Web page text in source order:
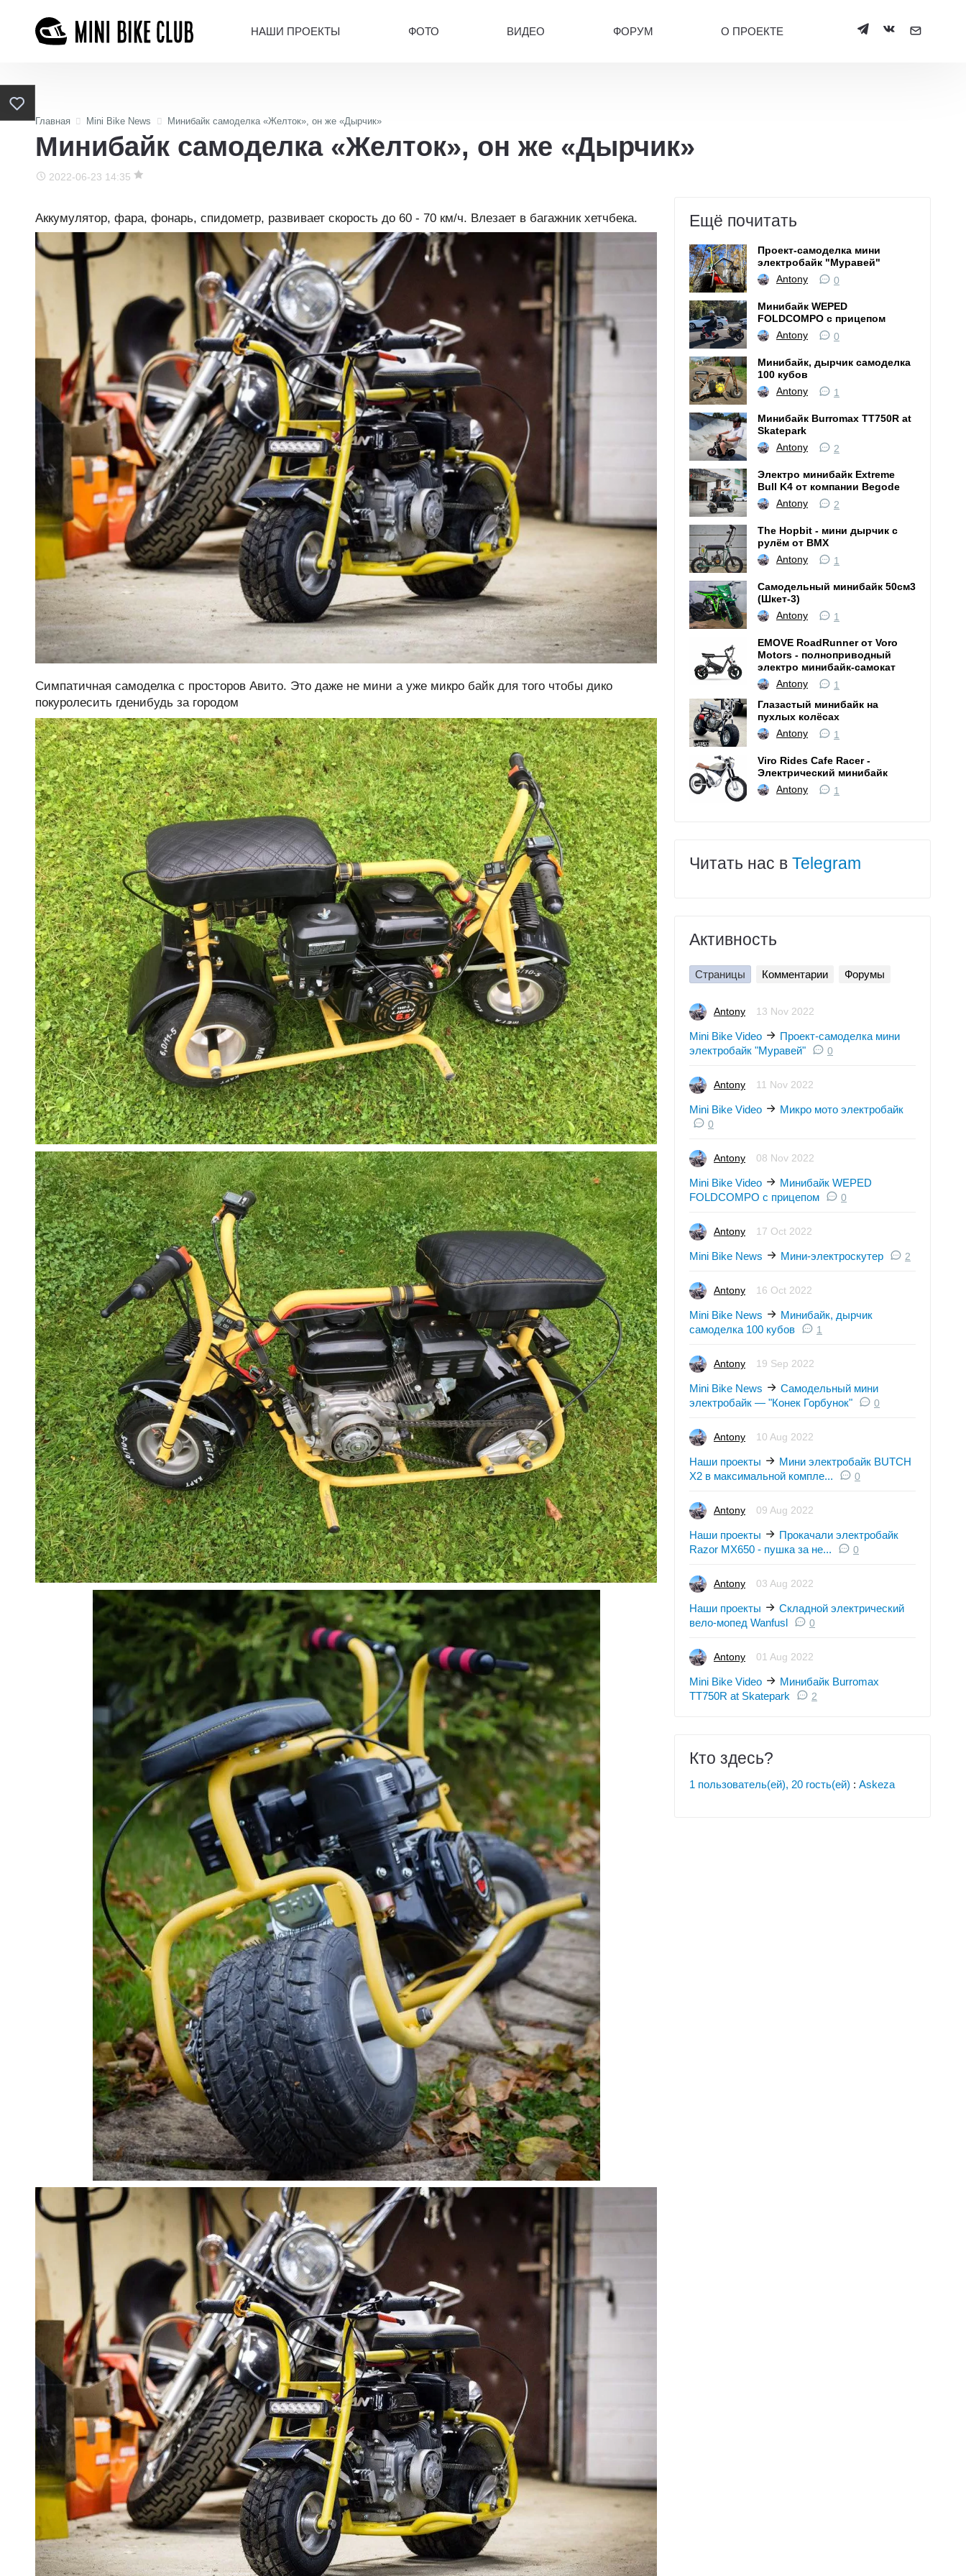
НАШИ ПРОЕКТЫ ФОТО ВИДЕО ФОРУМ О ПРОЕКТЕ
Главная Mini Bike News Минибайк самоделка «Желток», он же «Дырчик»
Минибайк самоделка «Желток», он же «Дырчик»
2022-06-23 14:35
Аккумулятор, фара, фонарь, спидометр, развивает скорость до 60 - 70 км/ч. Влезает в багажник хетчбека.
Симпатичная самоделка с просторов Авито. Это даже не мини а уже микро байк для того чтобы дико
покуролесить гденибудь за городом
Ещё почитать
Проект-самоделка мини
электробайк "Муравей"
Antony
0
Минибайк WEPED
FOLDCOMPO с прицепом
Antony
0
Минибайк, дырчик самоделка
100 кубов
Antony
1
Минибайк Burromax TT750R at
Skatepark
Antony
2
Электро минибайк Extreme
Bull K4 от компании Begode
Antony
2
The Hopbit - мини дырчик с
рулём от BMX
Antony
1
Самодельный минибайк 50см3
(Шкет-3)
Antony
1
EMOVE RoadRunner от Voro
Motors - полноприводный
электро минибайк-самокат
Antony
1
Глазастый минибайк на
пухлых колёсах
Antony
1
Viro Rides Cafe Racer -
Электрический минибайк
Antony
1
Читать нас в Telegram
Активность
Страницы Комментарии Форумы
Antony 13 Nov 2022
Mini Bike Video
Проект-самоделка мини
электробайк "Муравей"
0
Antony 11 Nov 2022
Mini Bike Video Микро мото электробайк
0
Antony 08 Nov 2022
Mini Bike Video
Минибайк WEPED
FOLDCOMPO с прицепом
0
Antony 17 Oct 2022
Mini Bike News Мини-электроскутер 2
Antony 16 Oct 2022
Mini Bike News
Минибайк, дырчик
самоделка 100 кубов
1
Antony 19 Sep 2022
Mini Bike News
Самодельный мини
электробайк — "Конек Горбунок"
0
Antony 10 Aug 2022
Наши проекты
Мини электробайк BUTCH
X2 в максимальной компле...
0
Antony 09 Aug 2022
Наши проекты
Прокачали электробайк
Razor MX650 - пушка за не...
0
Antony 03 Aug 2022
Наши проекты
Складной электрический
вело-мопед Wanfusl
0
Antony 01 Aug 2022
Mini Bike Video
Минибайк Burromax
TT750R at Skatepark
2
Кто здесь?
1 пользователь(ей), 20 гость(ей) : Askeza